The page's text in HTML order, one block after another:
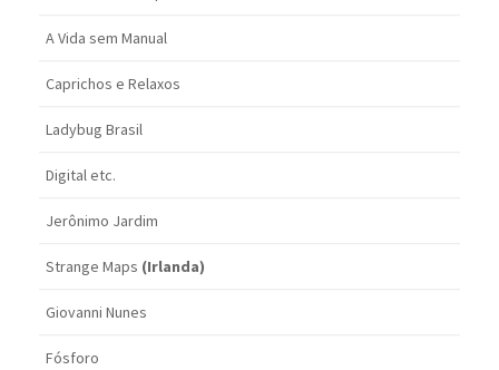
A Vida sem Manual
Caprichos e Relaxos
Ladybug Brasil
Digital etc.
Jerônimo Jardim
Strange Maps (Irlanda)
Giovanni Nunes
Fósforo